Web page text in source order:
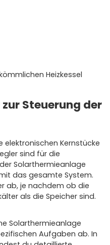
Heizkessel
Steuerung der
elektronischen Kernstücke
sind für die
Solarthermieanlage
das gesamte System.
ab, je nachdem ob die
als die Speicher sind.
Solarthermieanlage
Aufgaben ab. In